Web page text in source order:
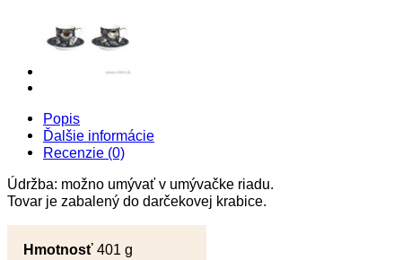
Popis
Ďalšie informácie
Recenzie (0)
Údržba: možno umývať v umývačke riadu.
Tovar je zabalený do darčekovej krabice.
Hmotnosť 401 g